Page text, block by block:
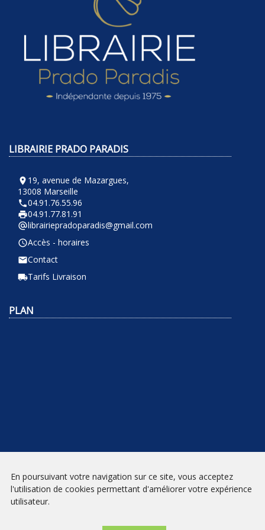
LIBRAIRIE PRADO PARADIS
room 19, avenue de Mazargues,
13008 Marseille
phone04.91.76.55.96
local_printshop04.91.77.81.91
alternate_emaillibrairiepradoparadis@gmail.com
query_builderAccès - horaires
emailContact
local_shippingTarifs Livraison
PLAN
NEWSLETTER
En poursuivant votre navigation sur ce site, vous acceptez
l'utilisation de cookies permettant d'améliorer votre expérience
utilisateur.